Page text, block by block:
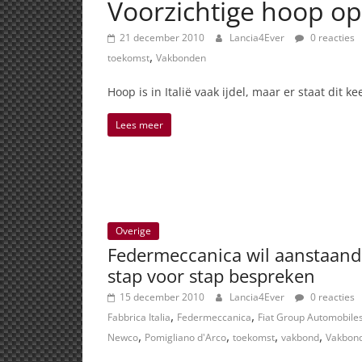
Voorzichtige hoop
21 december 2010 Lancia4Ever 0 reacties
toekomst, Vakbonden
Hoop is in Italië vaak ijdel, maar er staat dit
Lees meer
Overige
Federmeccanica wil
stap voor stap bespreken
15 december 2010 Lancia4Ever 0 reacties
Fabbrica Italia, Federmeccanica, Fiat Group Automobiles
Newco, Pomigliano d'Arco, toekomst, vakbond,